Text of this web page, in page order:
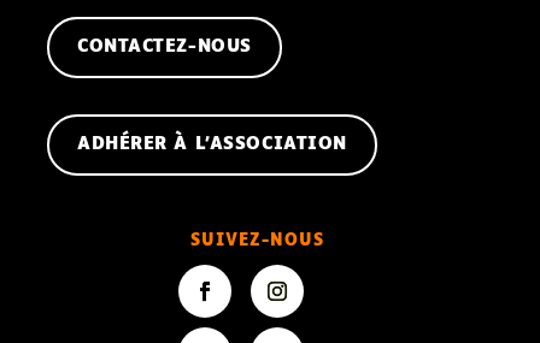
CONTACTEZ-NOUS
ADHÉRER À L'ASSOCIATION
SUIVEZ-NOUS